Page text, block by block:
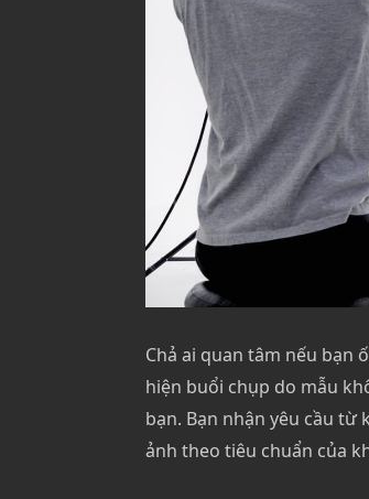
Chả ai quan tâm nếu bạn
hiện buổi chụp do mẫu
bạn. Bạn nhận yêu cầu từ
ảnh theo tiêu chuẩn của